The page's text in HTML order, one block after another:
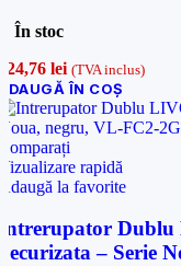
În stoc
lei (TVA inclus)
ÎN COȘ
rapidă
la favorite
Dublu
– Serie